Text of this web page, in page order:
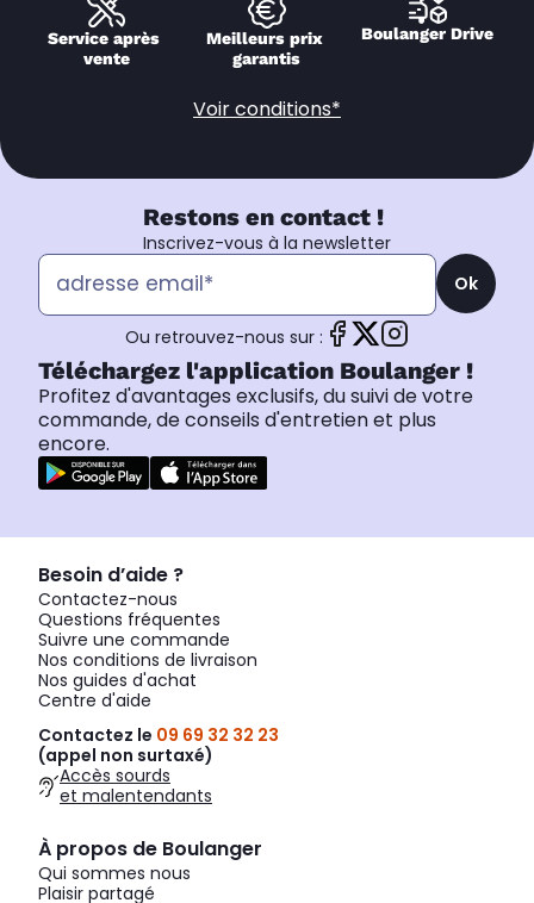
Service après
vente
Meilleurs prix
garantis
Boulanger Drive
Voir conditions*
Restons en contact !
Inscrivez-vous à la newsletter
Ok
Ou retrouvez-nous sur :
Téléchargez l'application Boulanger !
Profitez d'avantages exclusifs, du suivi de votre
commande, de conseils d'entretien et plus
encore.
Besoin d’aide ?
Contactez-nous
Questions fréquentes
Suivre une commande
Nos conditions de livraison
Nos guides d'achat
Centre d'aide
Contactez le 09 69 32 32 23
(appel non surtaxé)
Accès sourds
et malentendants
À propos de Boulanger
Qui sommes nous
Plaisir partagé